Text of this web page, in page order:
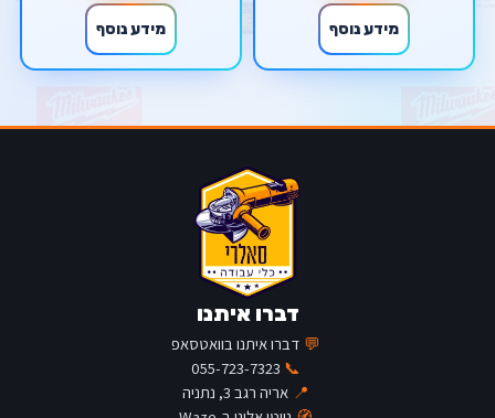
מידע נוסף מידע נוסף
דברו איתנו
💬 דברו איתנו בוואטסאפ
📞
055-723-7323
📍 אריה רגב 3, נתניה